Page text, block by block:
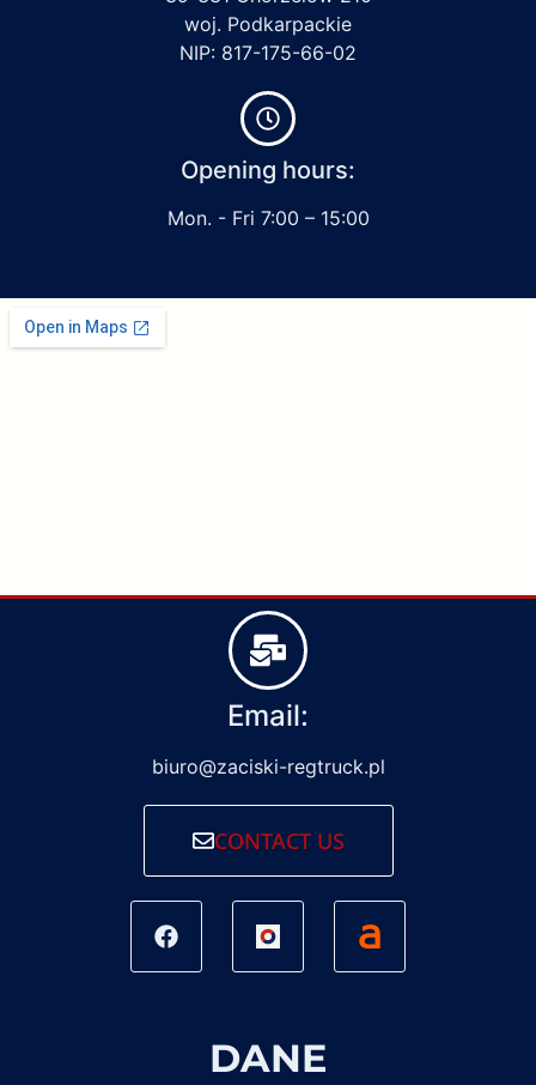
woj. Podkarpackie
NIP: 817-175-66-02
Opening hours:
Mon. - Fri 7:00 – 15:00
Email:
biuro@zaciski-regtruck.pl
CONTACT US
DANE